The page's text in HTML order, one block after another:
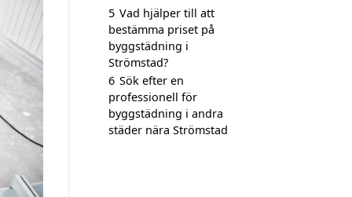
5 Vad hjälper till att
bestämma priset på
byggstädning i
Strömstad?
6 Sök efter en
professionell för
byggstädning i andra
städer nära Strömstad